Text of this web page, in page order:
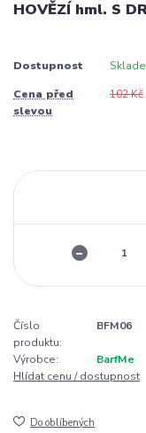
HOVĚZÍ hml. S
Dostupnost
Cena před
slevou
102 Kč
Číslo
produktu:
BFM06
Výrobce:
BarfMe
Hlídat cenu / dostupnost
Do oblíbených